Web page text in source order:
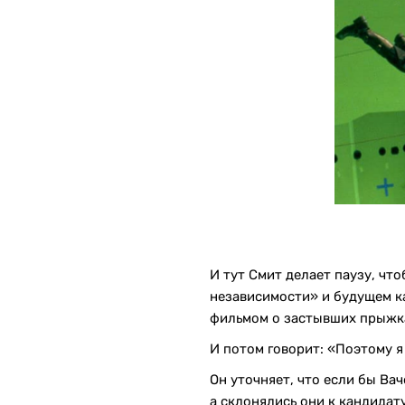
И тут Смит делает паузу,
независимости» и будущем
фильмом о застывших
И потом говорит: «Поэтому
Он уточняет, что если бы
а склонялись они к